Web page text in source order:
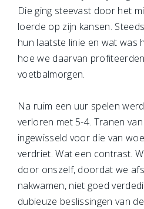
Die ging steevast door het
loerde op zijn kansen.
hun laatste linie en wat was
hoe we daarvan
voetbalmorgen.
Na ruim een uur spelen
verloren met 5-4. Tranen
ingewisseld voor die van
verdriet. Wat een contrast.
door onszelf, doordat we
nakwamen, niet goed
dubieuze beslissingen van